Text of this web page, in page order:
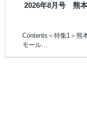
2026年8月号 熊
Contents＜特集1＞熊
モール…